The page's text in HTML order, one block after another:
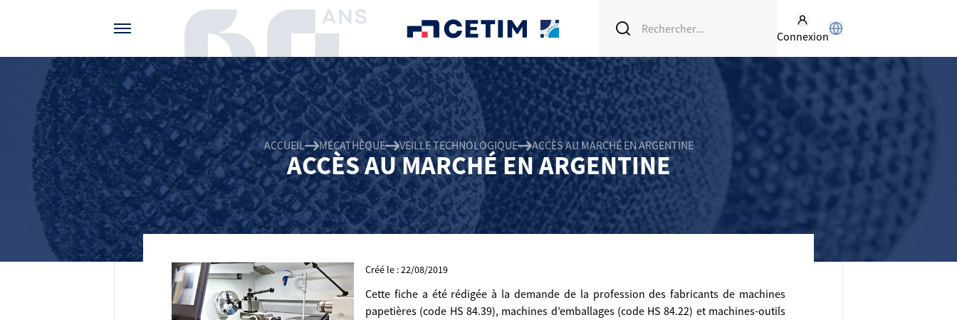
Connexion
ACCUEIL MÉCATHÈQUE VEILLE TECHNOLOGIQUE ACCÈS AU MARCHÉ EN ARGENTINE
ACCÈS AU MARCHÉ EN ARGENTINE
Créé le : 22/08/2019
Cette fiche a été rédigée à la demande de la profession des fabricants de machines
papetières (code HS 84.39), machines d’emballages (code HS 84.22) et machines-outils